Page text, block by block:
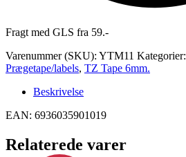
Fragt med GLS fra 59.-
Varenummer (SKU): YTM11 Kategorier:
Prægetape/labels, TZ Tape 6mm.
Beskrivelse
EAN: 6936035901019
Relaterede varer